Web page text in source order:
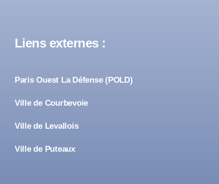
Liens externes :
Paris Ouest La Défense (POLD)
Ville de Courbevoie
Ville de Levallois
Ville de Puteaux